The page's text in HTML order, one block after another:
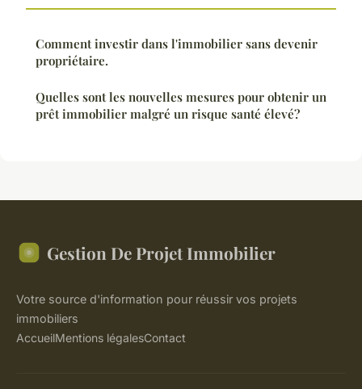
Comment investir dans l'immobilier sans devenir
propriétaire.
Quelles sont les nouvelles mesures pour obtenir un
prêt immobilier malgré un risque santé élevé?
Gestion De Projet Immobilier
Votre source d'information pour réussir vos projets
immobiliers
AccueilMentions légalesContact